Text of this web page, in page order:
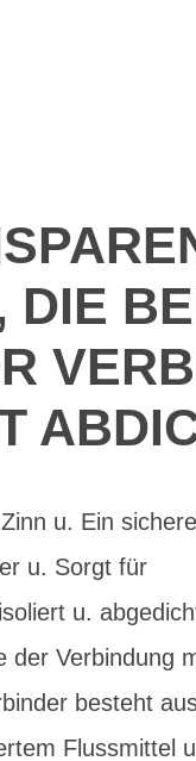
u. Ein
u. Sorgt für
u.
der Verbindung
besteht
Flussmittel